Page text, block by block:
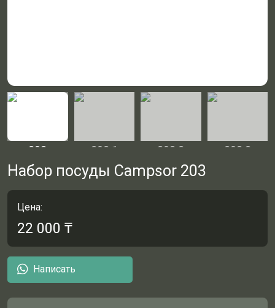
Набор посуды Campsor 203
Цена:
22 000 ₸
Написать